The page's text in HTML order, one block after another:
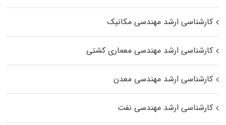
کارشناسی ارشد مهندسی مکانیک
کارشناسی ارشد مهندسی معماری کشتی
کارشناسی ارشد مهندسی معدن
کارشناسی ارشد مهندسی نفت